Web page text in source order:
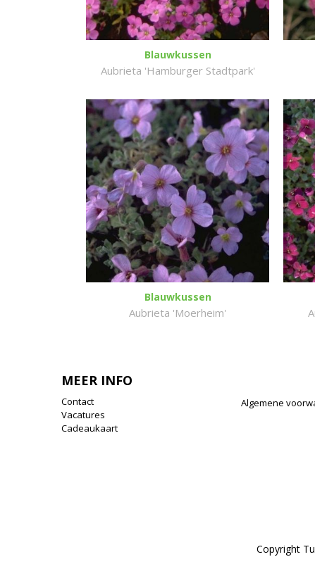
Blauwkussen
Aubrieta 'Hamburger Stadtpark'
Blauwkussen
Aubrieta 'Moerheim'
MEER INFO
Contact
Vacatures
Cadeaukaart
Algemene
Copyright